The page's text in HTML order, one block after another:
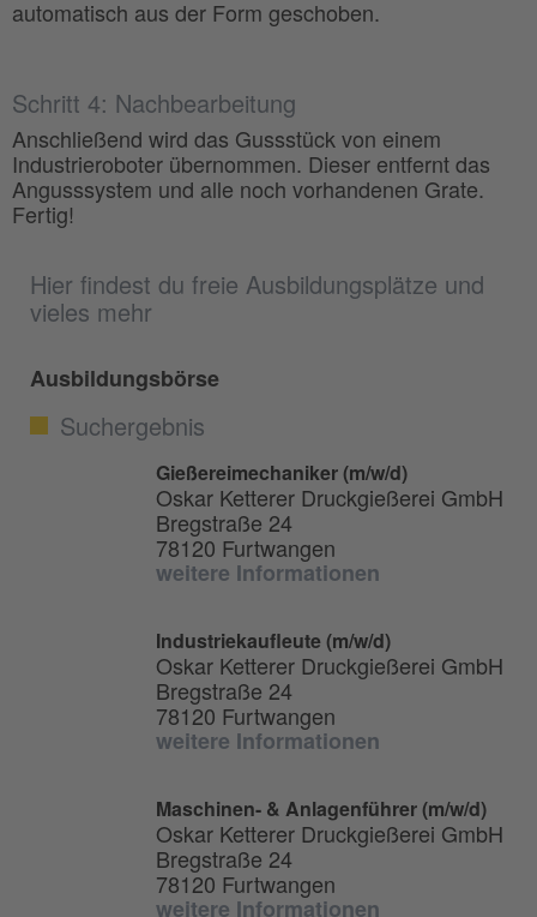
Hier findest du freie Ausbildungsplätze und
vieles mehr
Ausbildungsbörse
Suchergebnis
Gießereimechaniker (m/w/d)
Oskar Ketterer Druckgießerei GmbH
Bregstraße 24
78120 Furtwangen
weitere Informationen
Industriekaufleute (m/w/d)
Oskar Ketterer Druckgießerei GmbH
Bregstraße 24
78120 Furtwangen
weitere Informationen
Maschinen- & Anlagenführer (m/w/d)
Oskar Ketterer Druckgießerei GmbH
Bregstraße 24
78120 Furtwangen
weitere Informationen
automatisch aus der Form geschoben.
Schritt 4: Nachbearbeitung
Anschließend wird das Gussstück von einem
Industrieroboter übernommen. Dieser entfernt das
Angusssystem und alle noch vorhandenen Grate.
Fertig!